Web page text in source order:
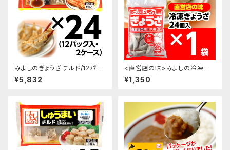
みよしのぎょうざ チルド/12パッ
ク入・2ケース
¥5,832
<直営店の味>みよしの冷凍生
ぎょうざ×1袋
¥1,350